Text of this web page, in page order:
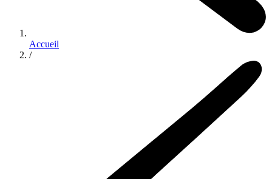
Accueil
/